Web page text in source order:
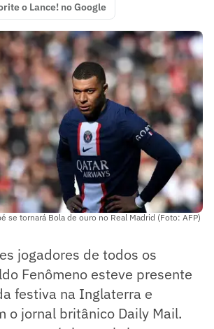
o Lance! no Google
se tornará Bola de ouro no Real Madrid (Foto: AFP)
jogadores de todos os
Fenômeno esteve presente
festiva na Inglaterra e
o jornal britânico Daily Mail.